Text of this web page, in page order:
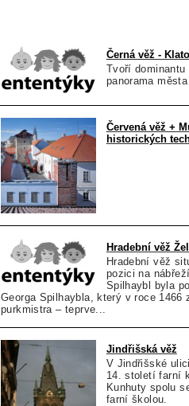
Černá věž -
Tvoří
panorama
Červená věž +
historických
Hradební věž
Hradební věž
pozici na
Spilhaybl byla
Georga Spilhaybla, který v roce 1466
purkmistra – teprve...
Jindřišská věž
V Jindřišské
14. století farní
Kunhuty spolu
farní školou.